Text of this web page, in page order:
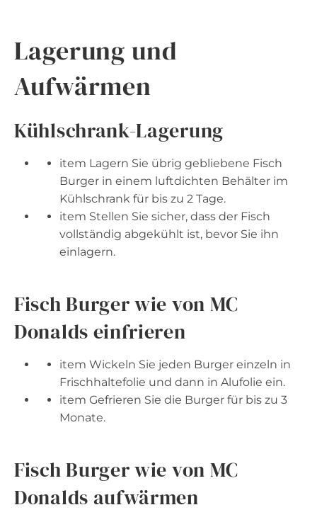
Lagerung und
Aufwärmen
Kühlschrank-Lagerung
item Lagern Sie übrig gebliebene Fisch
Burger in einem luftdichten Behälter im
Kühlschrank für bis zu 2 Tage.
item Stellen Sie sicher, dass der Fisch
vollständig abgekühlt ist, bevor Sie ihn
einlagern.
Fisch Burger wie von MC
Donalds einfrieren
item Wickeln Sie jeden Burger einzeln in
Frischhaltefolie und dann in Alufolie ein.
item Gefrieren Sie die Burger für bis zu 3
Monate.
Fisch Burger wie von MC
Donalds aufwärmen